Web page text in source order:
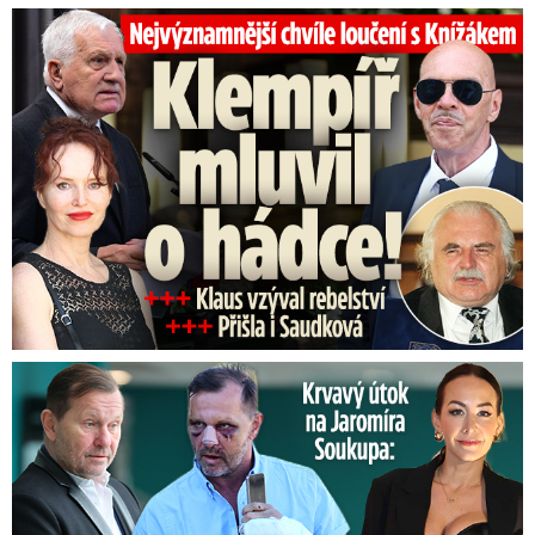
Top momenty pohřbu Knížáka: Dojatý Klempíř, Pospíšil s Medou
Útok na Jaromíra Soukupa: Reakce Agáty na zmlácení jejího ex